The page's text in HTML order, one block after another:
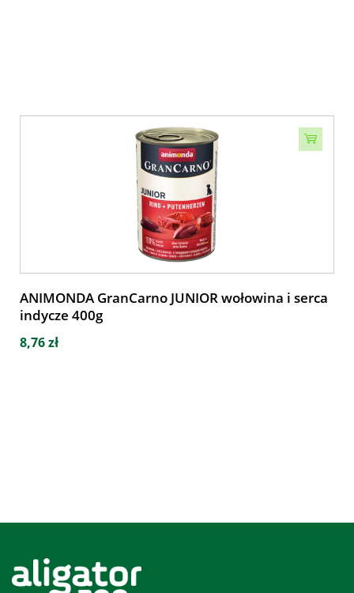
ANIMONDA GranCarno JUNIOR wołowina i serca
indycze 400g
8,76 zł